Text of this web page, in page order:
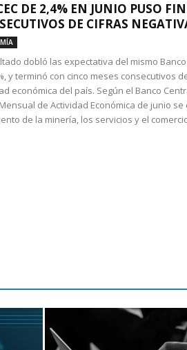
DE 2,4% EN JUNIO PUSO
DE CIFRAS
dobló las expectativa del mismo
y terminó con cinco meses consecutivos
económica del país. Según el Banco
de Actividad Económica de junio se
de la minería, los servicios y el